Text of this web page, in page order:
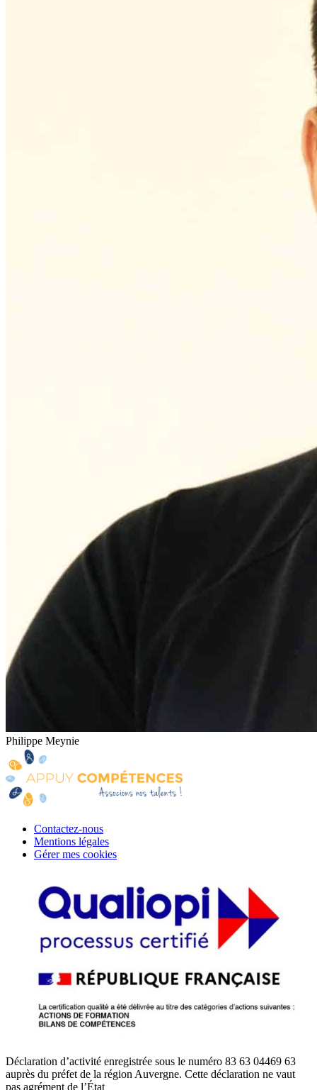
Philippe Meynie
Contactez-nous
Mentions légales
Gérer mes cookies
Déclaration d’activité enregistrée sous le numéro 83 63 04469 63
auprès du préfet de la région Auvergne. Cette déclaration ne vaut
pas agrément de l’État